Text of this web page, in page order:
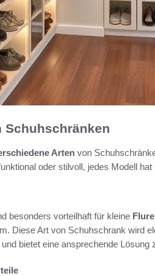
Schuhschränken
Arten von
oder stilvoll, jedes Modell hat
besonders vorteilhaft für kleine Flure
Diese Art von Schuhschrank wird
bietet eine ansprechende Lösung